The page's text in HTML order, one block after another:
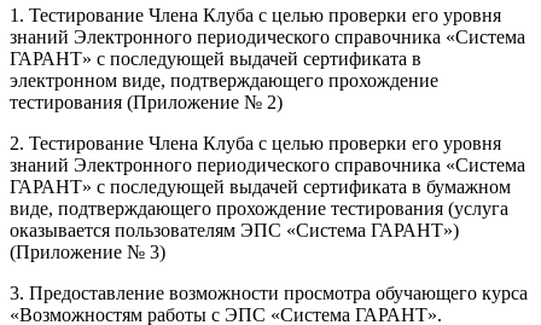
1. Тестирование Члена Клуба с целью проверки его уровня
знаний Электронного периодического справочника «Система
ГАРАНТ» с последующей выдачей сертификата в
электронном виде, подтверждающего прохождение
тестирования (Приложение № 2)
2. Тестирование Члена Клуба с целью проверки его уровня
знаний Электронного периодического справочника «Система
ГАРАНТ» с последующей выдачей сертификата в бумажном
виде, подтверждающего прохождение тестирования (услуга
оказывается пользователям ЭПС «Система ГАРАНТ»)
(Приложение № 3)
3. Предоставление возможности просмотра обучающего курса
«Возможностям работы с ЭПС «Система ГАРАНТ».